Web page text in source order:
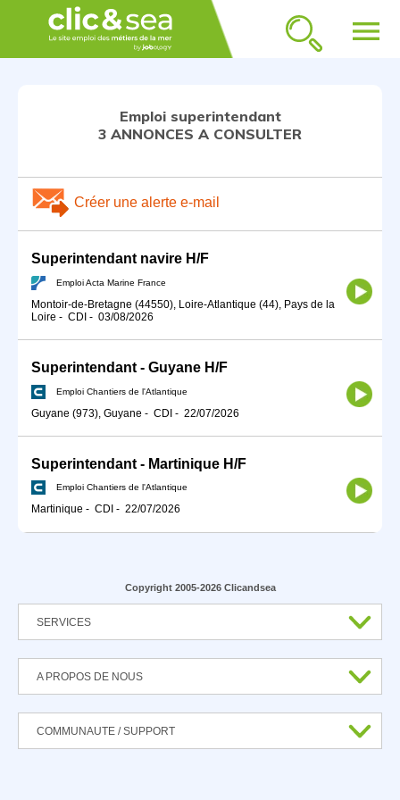
menu
Emploi superintendant
3 ANNONCES A CONSULTER
Créer une alerte e-mail
Superintendant navire H/F
Emploi Acta Marine France
Montoir-de-Bretagne (44550), Loire-Atlantique (44), Pays de la
Loire - CDI - 03/08/2026
Superintendant - Guyane H/F
Emploi Chantiers de l'Atlantique
Guyane (973), Guyane - CDI - 22/07/2026
Superintendant - Martinique H/F
Emploi Chantiers de l'Atlantique
Martinique - CDI - 22/07/2026
Copyright 2005-2026 Clicandsea
SERVICES
A PROPOS DE NOUS
COMMUNAUTE / SUPPORT